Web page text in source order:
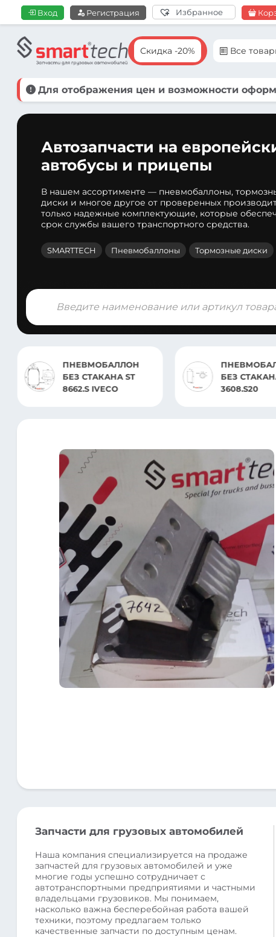
Вход Регистрация Избранное
Скидка -20% Все
Для отображения цен и возможности
Автозапчасти на
автобусы и прицепы
В нашем ассортименте — пневмобаллоны,
диски и многое другое от проверенных
только надежные комплектующие, которые
срок службы вашего транспортного средства.
SMARTTECH Пневмобаллоны Тормозные диски
Поиск
товаров
ПНЕВМОБАЛЛОН
БЕЗ СТАКАНА ST
8662.S IVECO
БЕЗ СТАКАНА
3608.S20
Запчасти для грузовых автомобилей
Наша компания специализируется на продаже
запчастей для грузовых автомобилей и уже
многие годы успешно сотрудничает с
автотранспортными предприятиями и частными
владельцами грузовиков. Мы понимаем,
насколько важна бесперебойная работа вашей
техники, поэтому предлагаем только
качественные запчасти по доступным ценам.